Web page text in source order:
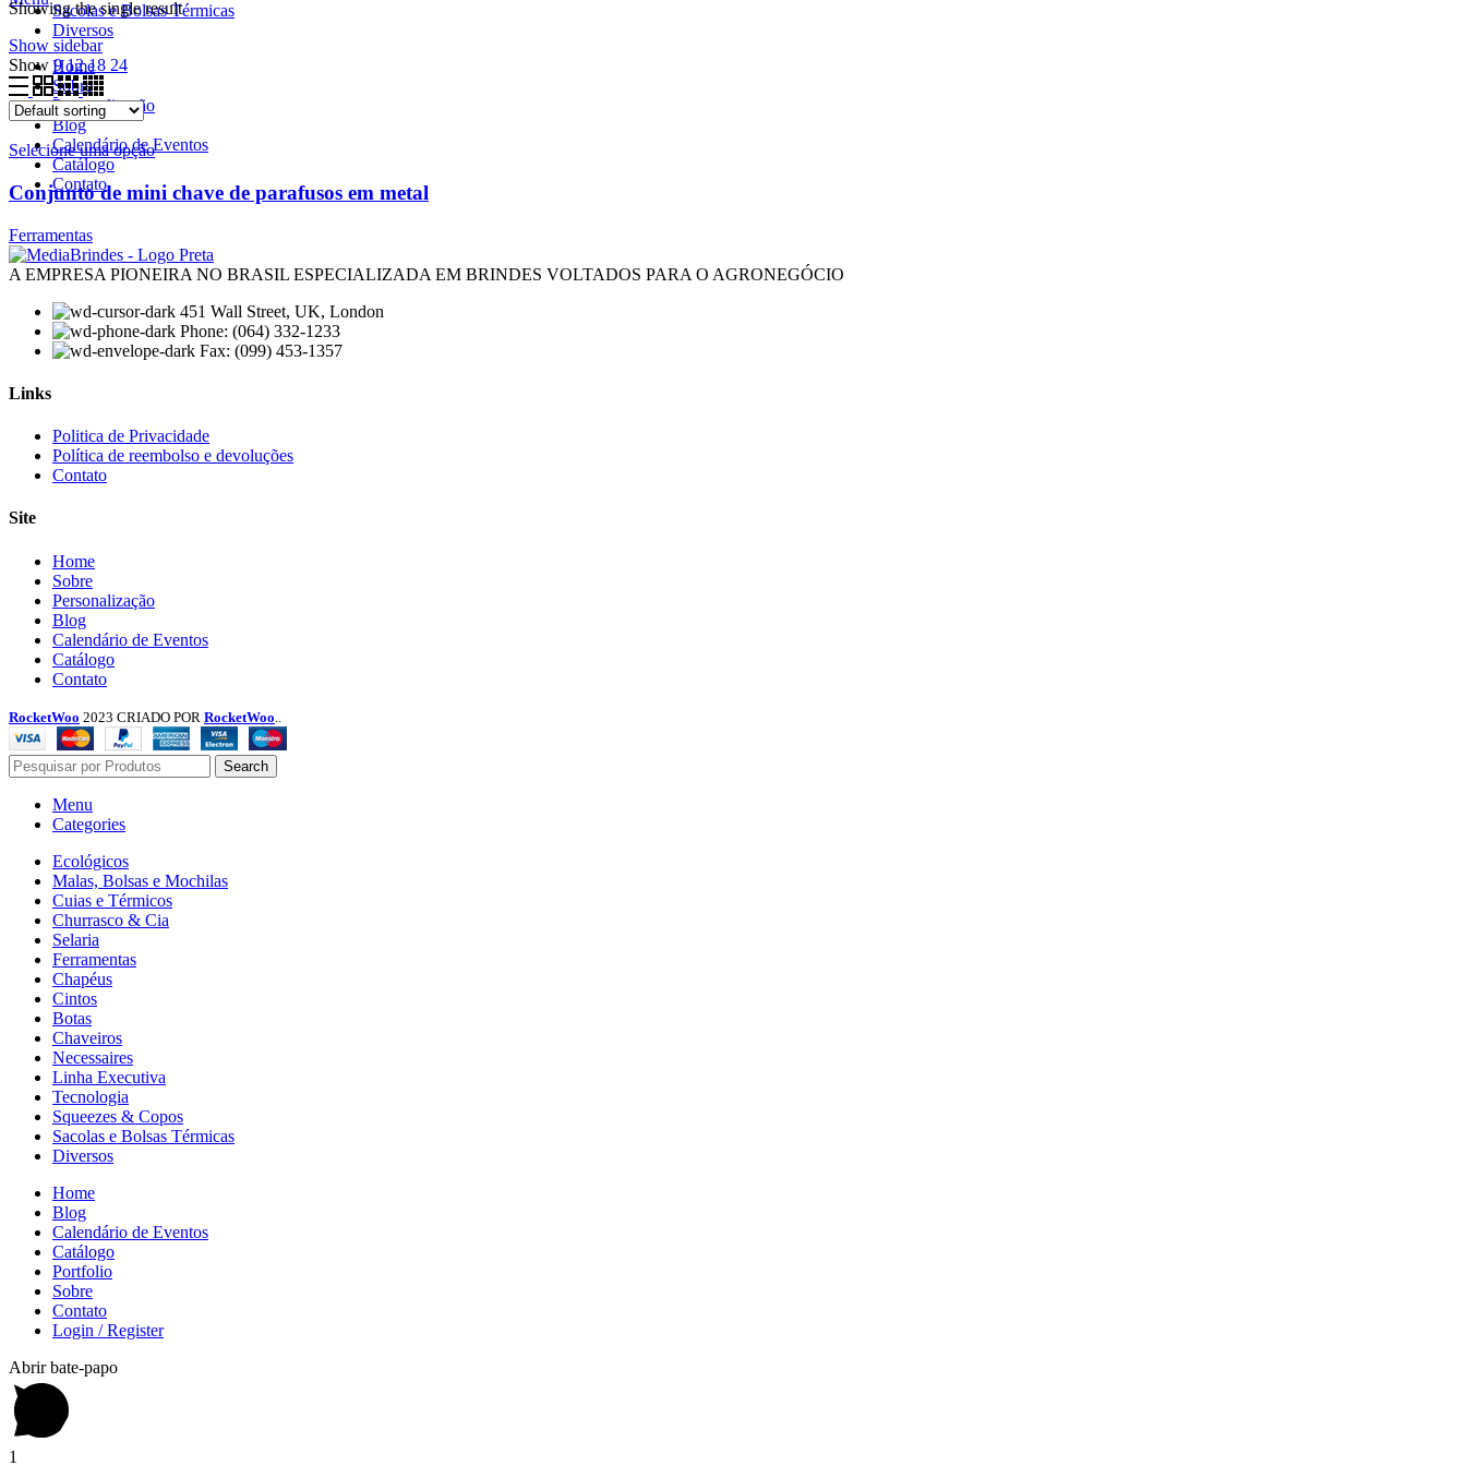
Sacolas e Bolsas Térmicas
Diversos
Home
Sobre
Personalização
Blog
Calendário de Eventos
Catálogo
Contato
Showing the single result
Show sidebar
Show91218 24
Selecione uma opção
Conjunto de mini chave de parafusos em metal
Ferramentas
A EMPRESA PIONEIRA NO BRASIL ESPECIALIZADA EM BRINDES VOLTADOS PARA O AGRONEGÓCIO
451 Wall Street, UK, London
Phone: (064) 332-1233
Fax: (099) 453-1357
Links
Menu
Politica de Privacidade
Política de reembolso e devoluções
Contato
Site
Menu
Home
Sobre
Personalização
Blog
Calendário de Eventos
Catálogo
Contato
RocketWoo 2023 CRIADO POR RocketWoo
Search
Menu
Categories
Ecológicos
Malas, Bolsas e Mochilas
Cuias e Térmicos
Churrasco & Cia
Selaria
Ferramentas
Chapéus
Cintos
Botas
Chaveiros
Necessaires
Linha Executiva
Tecnologia
Squeezes & Copos
Sacolas e Bolsas Térmicas
Diversos
Home
Blog
Calendário de Eventos
Catálogo
Portfolio
Sobre
Contato
Login / Register
Abrir bate-papo
1